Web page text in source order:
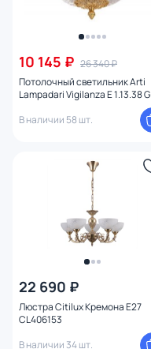
10 145 ₽ 26 340 ₽
Потолочный светильник Arti
Lampadari Vigilanza E 1.13.38 G
В наличии 58 шт.
22 690 ₽
Люстра Citilux Кремона E27
CL406153
В наличии 34 шт.